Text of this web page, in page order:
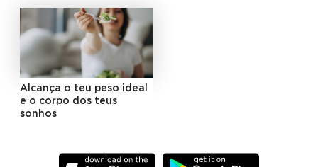
Alcança o teu peso ideal
e o corpo dos teus
sonhos